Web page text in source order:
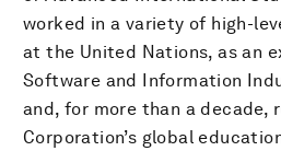
worked in a variety of high-
at the United Nations, as an
Software and Information
and, for more than a decade,
Corporation’s global